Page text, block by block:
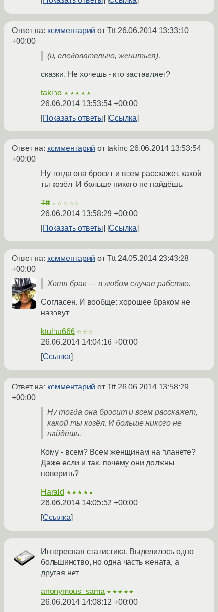
Ответ на: комментарий от Ttt26.06.2014 13:33:10
+00:00
(и, следовательно, жениться),
сказки. Не хочешь - кто заставляет?
takino ★★★★★
26.06.2014 13:53:54 +00:00
Показать ответы
Ссылка
Ответ на: комментарий от takino 26.06.2014 13:53:54
+00:00
Ну тогда она бросит и всем расскажет, какой
ты козёл. И больше никого не найдёшь.
Ttt ☆☆☆☆☆
26.06.2014 13:58:29 +00:00
Показать ответы
Ссылка
Ответ на: комментарий от Ttt24.05.2014 23:43:28
+00:00
Хотя брак — в любом случае рабство.
Согласен. И вообще: хорошее браком не
назовут.
ktulhu666 ☆☆☆
26.06.2014 14:04:16 +00:00
Ссылка
Ответ на: комментарий от Ttt26.06.2014 13:58:29
+00:00
Ну тогда она бросит и всем расскажет,
какой ты козёл. И больше никого не
найдёшь.
Кому - всем? Всем женщинам на планете?
Даже если и так, почему они должны
поверить?
Harald ★★★★★
26.06.2014 14:05:52 +00:00
Ссылка
Интересная статистика. Выделилось одно
большинство, но одна часть жената, а
другая нет.
anonymous_sama ★★★★★
26.06.2014 14:08:12 +00:00